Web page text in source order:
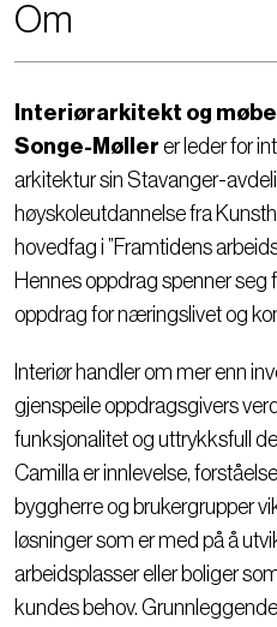
Om
Interiørarkitekt og
Songe-Møller er leder for
arkitektur sin Stavanger-
høyskoleutdannelse fra
hovedfag i ”Framtidens
Hennes oppdrag spenner seg
oppdrag for næringslivet og
Interiør handler om mer enn
gjenspeile oppdragsgivers
funksjonalitet og uttrykksfull
Camilla er innlevelse,
byggherre og brukergrupper
løsninger som er med på å
arbeidsplasser eller boliger
kundes behov.